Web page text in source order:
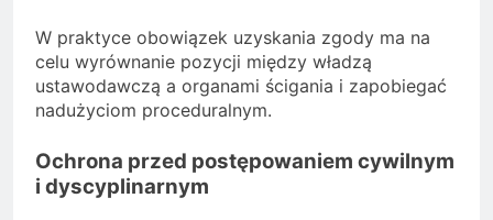
W praktyce obowiązek uzyskania zgody ma na
celu wyrównanie pozycji między władzą
ustawodawczą a organami ścigania i zapobiegać
nadużyciom proceduralnym.
Ochrona przed postępowaniem cywilnym
i dyscyplinarnym